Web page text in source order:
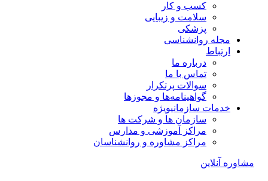
کسب و کار
سلامت و زیبایی
پزشکی
مجله روانشناسی
ارتباط
درباره ما
تماس با ما
سوالات پرتکرار
گواهینامه‌ها و مجوزها
خدمات سازمانیویژه
سازمان ها و شرکت ها
مراکز آموزشی و مدارس
مراکز مشاوره و روانشناسان
مشاوره آنلاین